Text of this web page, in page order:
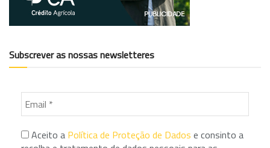
Subscrever as nossas newsletteres
Aceito a Política de Proteção de Dados e consinto a